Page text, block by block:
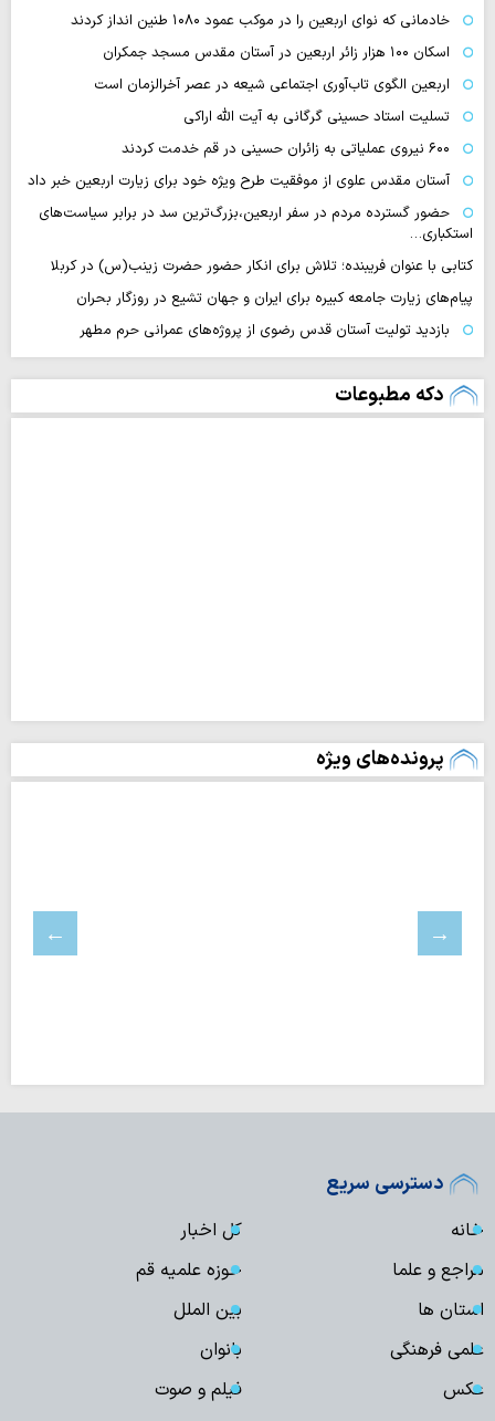
خادمانی که نوای اربعین را در موکب عمود ۱۰۸۰ طنین انداز کردند
اسکان ۱۰۰ هزار زائر اربعین در آستان مقدس مسجد جمکران
اربعین الگوی تاب‌آوری اجتماعی شیعه در عصر آخرالزمان است
تسلیت استاد حسینی گرگانی به آیت الله اراکی
۶۰۰ نیروی عملیاتی به زائران حسینی در قم خدمت کردند
آستان مقدس علوی از موفقیت طرح ویژه خود برای زیارت اربعین خبر داد
حضور گسترده مردم در سفر اربعین،بزرگ‌ترین سد در برابر سیاست‌های
استکباری…
کتابی با عنوان فریبنده؛ تلاش برای انکار حضور حضرت زینب(س) در کربلا
پیام‌های زیارت جامعه کبیره برای ایران و جهان تشیع در روزگار بحران
بازدید تولیت آستان قدس رضوی از پروژه‌های عمرانی حرم مطهر
دکه مطبوعات
پرونده‌های ویژه
دسترسی سریع
خانه
کل اخبار
مراجع و علما
حوزه علمیه قم
استان ها
بین الملل
علمی فرهنگی
بانوان
عکس
فیلم و صوت